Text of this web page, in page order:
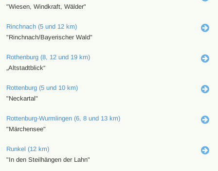
"Wiesen, Windkraft, Wälder"
Rinchnach (5 und 12 km)
"Rinchnach/Bayerischer Wald"
Rothenburg (8, 12 und 19 km)
„Altstadtblick“
Rottenburg (5 und 10 km)
"Neckartal"
Rottenburg-Wurmlingen (6, 8 und 13 km)
"Märchensee"
Runkel (12 km)
"In den Steilhängen der Lahn"